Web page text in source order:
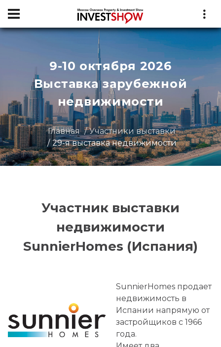
9-10 октября 2026
Выставка зарубежной
недвижимости
Главная
Участники выставки
29-я выставка недвижимости
Участник выставки
недвижимости
SunnierHomes (Испания)
SunnierHomes продает
недвижимость в
Испании напрямую от
застройщиков с 1966
года.